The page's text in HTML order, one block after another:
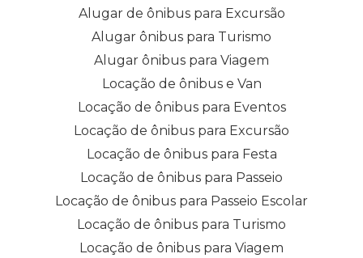
Alugar de ônibus para Excursão
Alugar ônibus para Turismo
Alugar ônibus para Viagem
Locação de ônibus e Van
Locação de ônibus para Eventos
Locação de ônibus para Excursão
Locação de ônibus para Festa
Locação de ônibus para Passeio
Locação de ônibus para Passeio Escolar
Locação de ônibus para Turismo
Locação de ônibus para Viagem